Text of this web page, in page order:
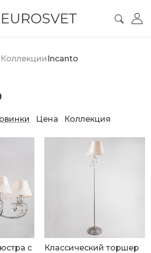
Коллекции Incanto
Цена Коллекция
с
Классический торшер